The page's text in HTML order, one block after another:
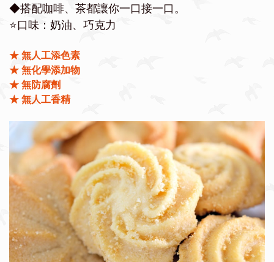
◆搭配咖啡、茶都讓你一口接一口。
⭐️口味：奶油、巧克力
★ 無人工添色素
★ 無化學添加物
★ 無防腐劑
★ 無人工香精